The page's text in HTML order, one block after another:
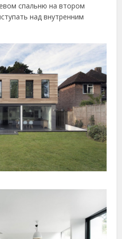
спальню на втором
над внутренним